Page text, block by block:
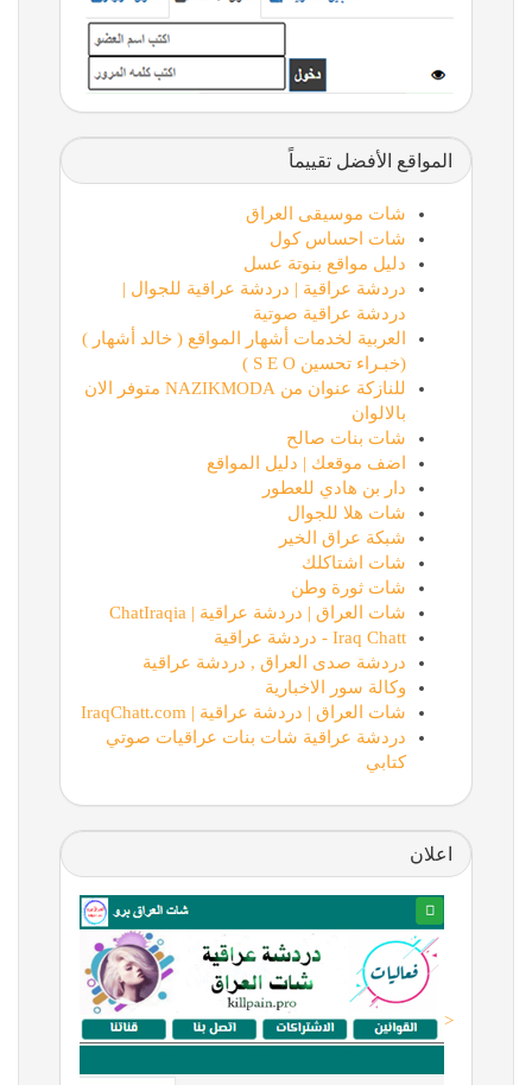
المواقع الأفضل تقييماً
شات موسيقى العراق
شات احساس كول
دليل مواقع بنوتة عسل
دردشة عراقية | دردشة عراقية للجوال |
دردشة عراقية صوتية
العربية لخدمات أشهار المواقع ( خالد أشهار )
(خبـراء تحسين S E O )
للنازكة عنوان من NAZIKMODA متوفر الان
بالالوان
شات بنات صالح
اضف موقعك | دليل المواقع
دار بن هادي للعطور
شات هلا للجوال
شبكة عراق الخير
شات اشتاكلك
شات ثورة وطن
شات العراق | دردشة عراقية | ChatIraqia
Iraq Chatt - دردشة عراقية
دردشة صدى العراق , دردشة عراقية
وكالة سور الاخبارية
شات العراق | دردشة عراقية | IraqChatt.com
دردشة عراقية شات بنات عراقيات صوتي
كتابي
اعلان
<